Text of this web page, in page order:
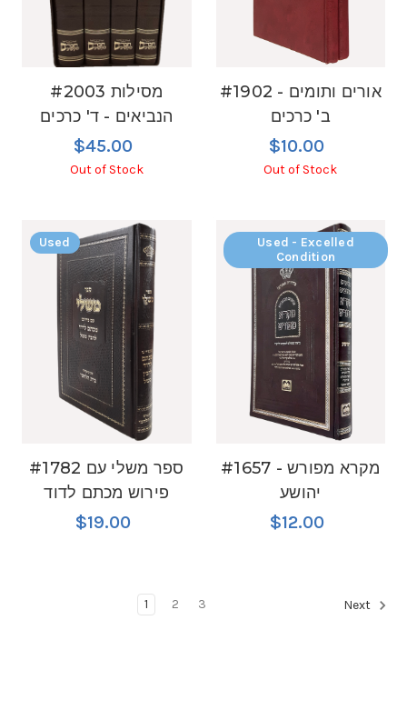
#2003 מסילות
הנביאים - ד' כרכים
$45.00
Out of Stock
#1902 אורים ותומים -
ב' כרכים
$10.00
Out of Stock
Used
#1782 ספר משלי עם
פירוש מכתם לדוד
$19.00
Used - Excelled
Condition
#1657 מקרא מפורש -
יהושע
$12.00
1 2 3 Next